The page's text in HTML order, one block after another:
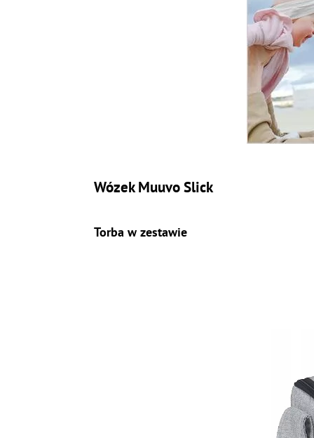
Wózek Muuvo Slick
Torba w zestawie